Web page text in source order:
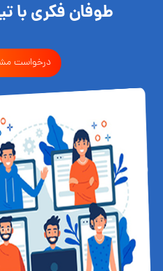
طوفان فکری با
درخواست